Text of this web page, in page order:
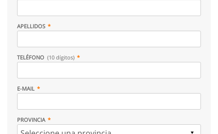
APELLIDOS
TELÉFONO (10 dígitos)
E-MAIL
PROVINCIA